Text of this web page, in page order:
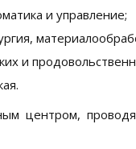
и управление;
и
центром,